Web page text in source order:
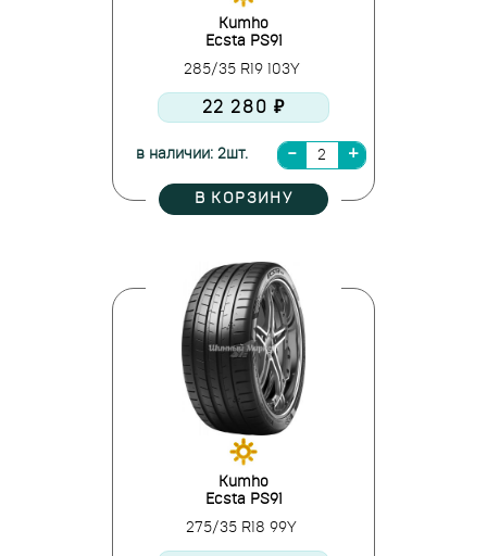
Kumho
Ecsta PS91
285/35 R19 103Y
22 280 ₽
в наличии: 2шт.
В КОРЗИНУ
Kumho
Ecsta PS91
275/35 R18 99Y